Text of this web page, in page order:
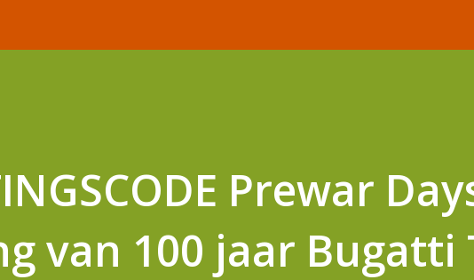
Prewar
van 100 jaar Bugatti